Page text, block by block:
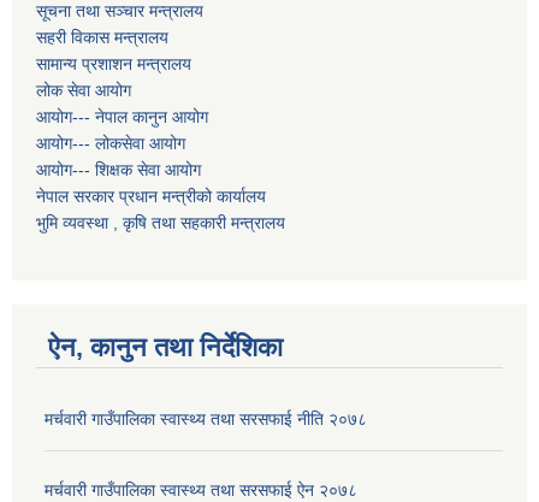
सूचना तथा सञ्चार मन्त्रालय
सहरी विकास मन्त्रालय
सामान्य प्रशाशन मन्त्रालय
लोक सेवा आयोग
आयोग--- नेपाल कानुन आयोग
आयोग--- लोकसेवा आयोग
आयोग--- शिक्षक सेवा आयोग
नेपाल सरकार प्रधान मन्त्रीको कार्यालय
भुमि व्यवस्था , कृषि तथा सहकारी मन्त्रालय
ऐन, कानुन तथा निर्देशिका
मर्चवारी गाउँपालिका स्वास्थ्य तथा सरसफाई नीति २०७८
मर्चवारी गाउँपालिका स्वास्थ्य तथा सरसफाई ऐन २०७८